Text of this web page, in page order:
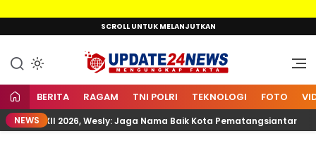
ke
SCROLL UNTUK MELANJUTKAN
Update24News.id
Mengungkap Fakta
BERITA RAGAM TNI POLRI TEKNOLOGI FOTO
NEWS
XII 2026, Wesly: Jaga Nama Baik Kota Pematangsiantar